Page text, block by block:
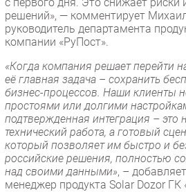
решений», — комментирует
руководитель департамента
компании «РуПост».
«Когда компания решает перейти
её главная задача – сохранить
бизнес-процессов. Наши клиенты
простоями или долгими
подтвержденная интеграция – это
технический работа, а готовый
который позволяет им быстро и
российские решения, полностью
над своими данными», – добавляет
менеджер продукта Solar Dozor ГК